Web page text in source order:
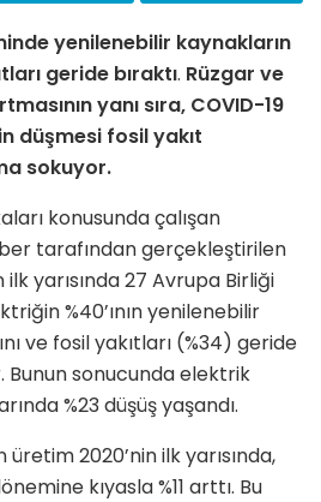
yenilenebilir kaynakların
geride bıraktı. Rüzgar ve
yanı sıra, COVID-19
düşmesi fosil yakıt
sokuyor.
konusunda çalışan
tarafından gerçekleştirilen
ilk yarısında 27 Avrupa Birliği
%40’ının yenilenebilir
ve fosil yakıtları (%34) geride
Bunun sonucunda elektrik
%23 düşüş yaşandı.
2020’nin ilk yarısında,
kıyasla %11 arttı. Bu